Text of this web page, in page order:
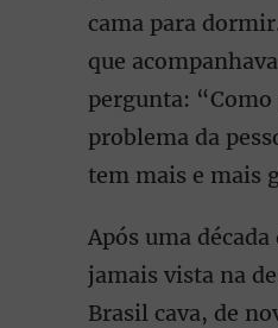
cama para
que
pergunta:
problema da
tem mais e mais
Após uma
jamais vista na
Brasil cava, de